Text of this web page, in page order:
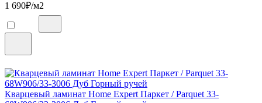
1 690₽/м2
Кварцевый ламинат Home Expert Паркет / Parquet 33-